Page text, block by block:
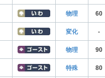
物理 60
変化 -
物理 90
特殊 80